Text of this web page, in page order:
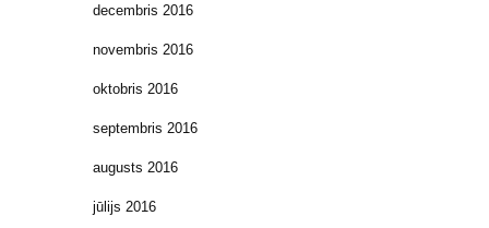
decembris 2016
novembris 2016
oktobris 2016
septembris 2016
augusts 2016
jūlijs 2016